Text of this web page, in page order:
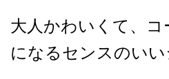
大人かわいくて、
になるセンスのい